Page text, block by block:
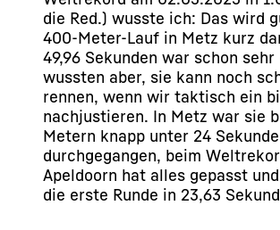
die Red.) wusste ich: Das wird
400-Meter-Lauf in Metz kurz
49,96 Sekunden war schon
wussten aber, sie kann noch
rennen, wenn wir taktisch ein
nachjustieren. In Metz war sie
Metern knapp unter 24
durchgegangen, beim
Apeldoorn hat alles gepasst
die erste Runde in 23,63